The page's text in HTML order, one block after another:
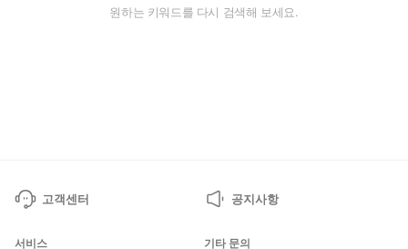
원하는 키워드를 다시 검색해 보세요.
고객센터 공지사항
서비스 기타 문의